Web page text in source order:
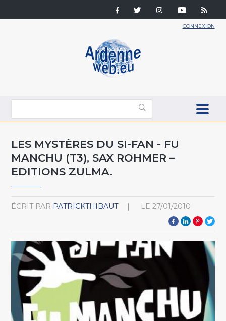
CONNEXION
LES MYSTÈRES DU SI-FAN - FU
MANCHU (T3), SAX ROHMER –
EDITIONS ZULMA.
ÉCRIT PAR PATRICKTHIBAUT LE 27/01/2010